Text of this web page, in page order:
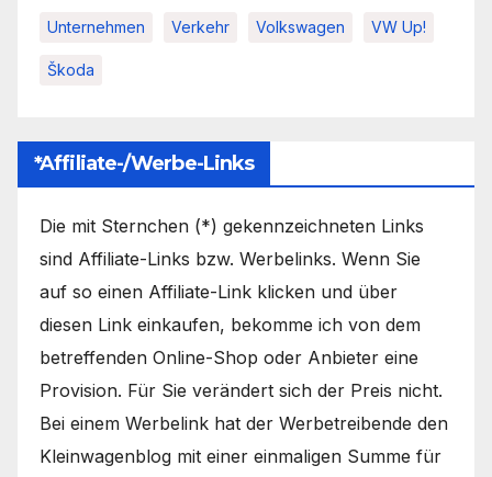
Unternehmen Verkehr Volkswagen VW Up!
Škoda
*Affiliate-/Werbe-Links
Die mit Sternchen (*) gekennzeichneten Links
sind Affiliate-Links bzw. Werbelinks. Wenn Sie
auf so einen Affiliate-Link klicken und über
diesen Link einkaufen, bekomme ich von dem
betreffenden Online-Shop oder Anbieter eine
Provision. Für Sie verändert sich der Preis nicht.
Bei einem Werbelink hat der Werbetreibende den
Kleinwagenblog mit einer einmaligen Summe für